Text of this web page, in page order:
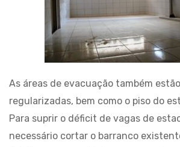
As áreas de evacuação também
regularizadas, bem como o piso do
Para suprir o déficit de vagas de
necessário cortar o barranco